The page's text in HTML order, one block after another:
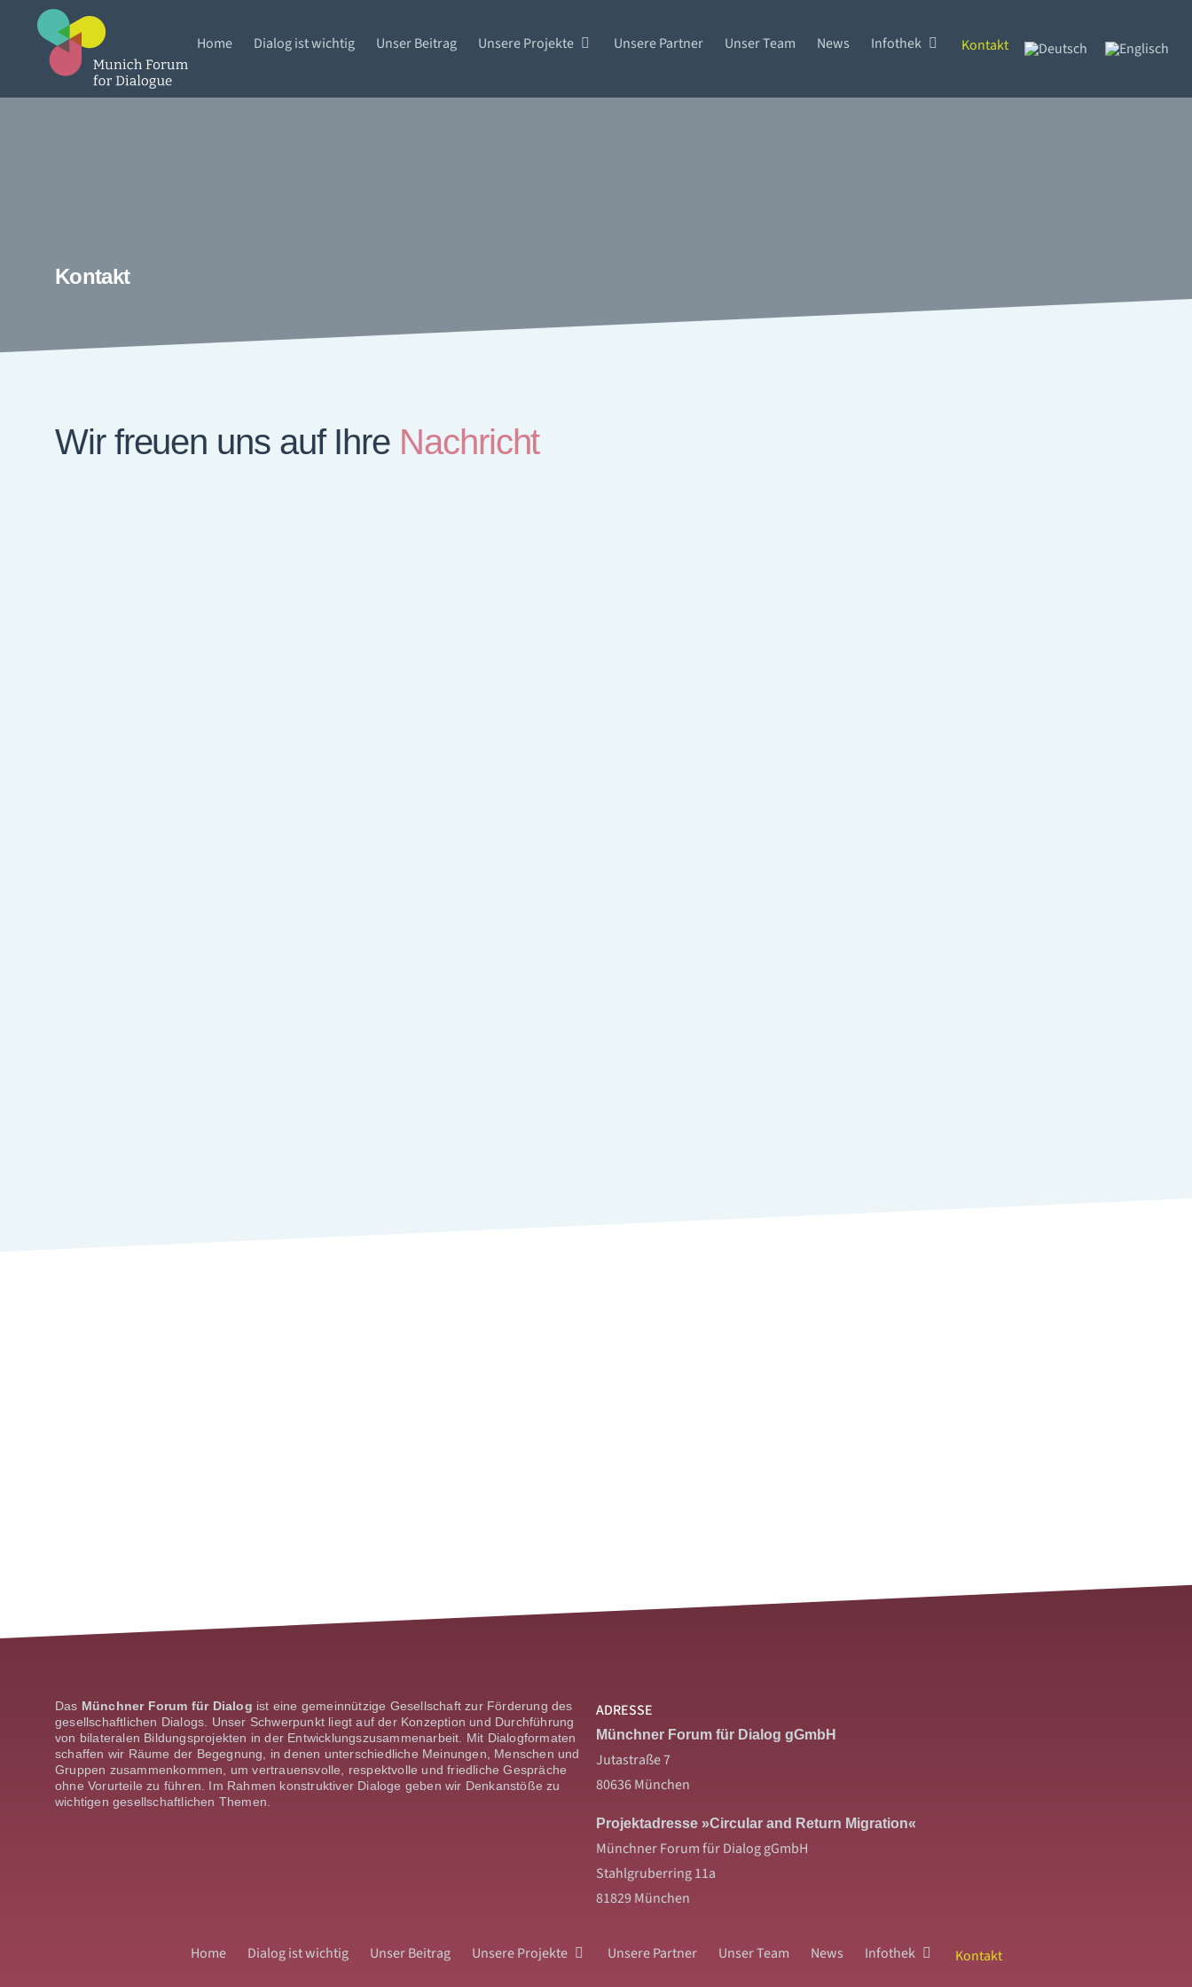
Home Dialog ist wichtig Unser Beitrag Unsere Projekte Unsere Partner Unser Team News Infothek Kontakt
Kontakt
Wir freuen uns auf Ihre Nachricht
Das Münchner Forum für Dialog ist eine gemeinnützige Gesellschaft zur Förderung des
gesellschaftlichen Dialogs. Unser Schwerpunkt liegt auf der Konzeption und Durch­führung
von bilateralen Bildungsprojekten in der Entwick­lungszusammenarbeit. Mit Dialogformaten
schaffen wir Räume der Begeg­nung, in denen unterschiedliche Meinungen, Menschen und
Gruppen zusammenkommen, um vertrauensvolle, respektvolle und friedliche Gespräche
ohne Vorurteile zu führen. Im Rahmen konstruktiver Dialoge geben wir Denk­anstöße zu
wichtigen gesellschaftlichen Themen.
ADRESSE
Münchner Forum für Dialog gGmbH
Jutastraße 7
80636 München
Projektadresse »Circular and Return Migration«
Münchner Forum für Dialog gGmbH
Stahlgruberring 11a
81829 München
Home Dialog ist wichtig Unser Beitrag Unsere Projekte Unsere Partner Unser Team News Infothek Kontakt